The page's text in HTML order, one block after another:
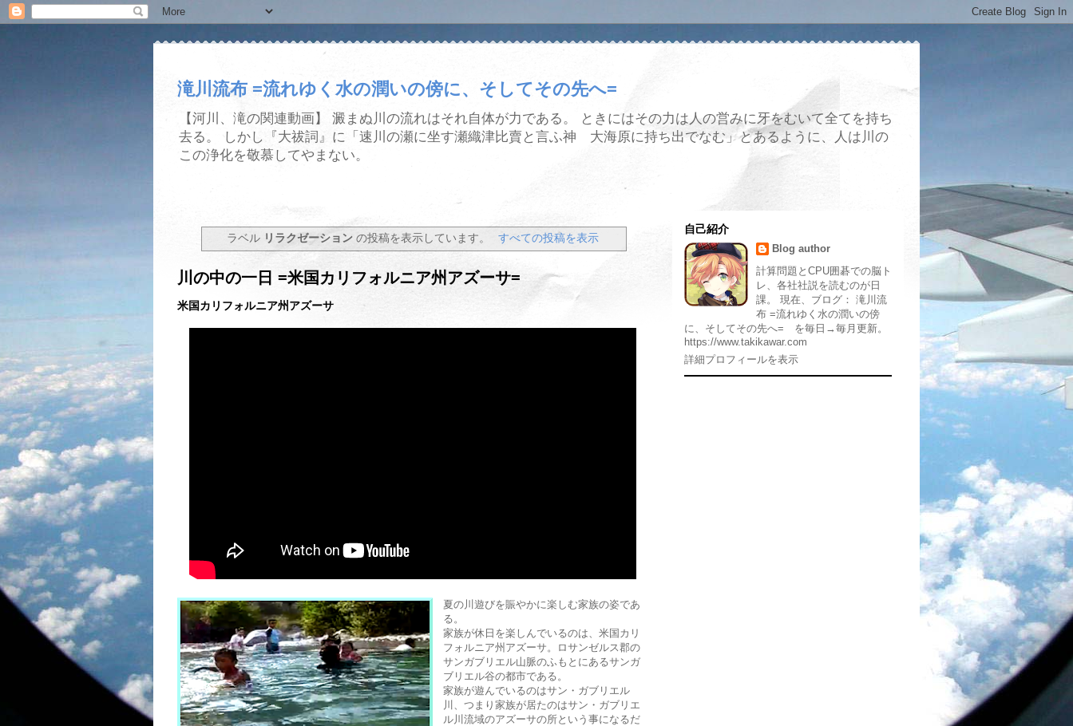
滝川流布 =流れゆく水の潤いの傍に、そしてその先へ=
【河川、滝の関連動画】 澱まぬ川の流れはそれ自体が力である。 ときにはその力は人の営みに牙をむいて全てを持ち
去る。 しかし『大祓詞』に「速川の瀬に坐す瀬織津比賣と言ふ神 大海原に持ち出でなむ」とあるように、人は川の
この浄化を敬慕してやまない。
ラベル リラクゼーション の投稿を表示しています。 すべての投稿を表示
川の中の一日 =米国カリフォルニア州アズーサ=
米国カリフォルニア州アズーサ
夏の川遊びを賑やかに楽しむ家族の姿であ
る。
家族が休日を楽しんでいるのは、米国カリ
フォルニア州アズーサ。ロサンゼルス郡の
サンガブリエル山脈のふもとにあるサンガ
ブリエル谷の都市である。
家族が遊んでいるのはサン・ガブリエル
川、つまり家族が居たのはサン・ガブリエ
ル川流域のアズーサの所という事になるだ
自己紹介
Blog author
計算問題とCPU囲碁での脳ト
レ、各社社説を読むのが日
課。 現在、ブログ： 滝川流
布 =流れゆく水の潤いの傍
に、そしてその先へ= を毎日→毎月更新。
https://www.takikawar.com
詳細プロフィールを表示